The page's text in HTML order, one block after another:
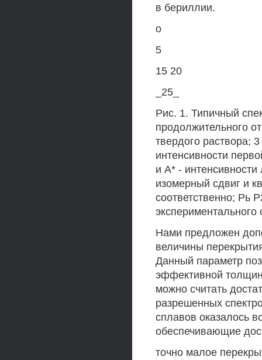
в бериллии.
о
5
15 20
_25_
Рис. 1. Типичный
продолжительного
твердого раствора;
интенсивности
и А* -
изомерный сдвиг и
соответственно; Рь
экспериментального
Нами предложен
величины
Данный параметр
эффективной
можно считать
разрешенных
сплавов оказалось
обеспечивающие
точно малое